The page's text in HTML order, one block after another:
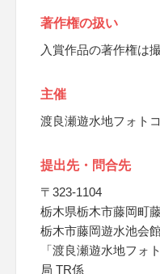
著作権の扱い
入賞作品の著作権は
主催
渡良瀬遊水地フォト
提出先・問合先
〒323-1104
栃木県栃木市藤岡町
栃木市藤岡遊水池会
「渡良瀬遊水地フォ
局 TR係